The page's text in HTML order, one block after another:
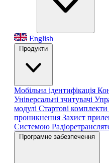
English
Продукти
Мобільна ідентифікація
Універсальні зчитувачі
модулі Стартові комплекти
проникнення Захист
Системою
Програмне забезпечення